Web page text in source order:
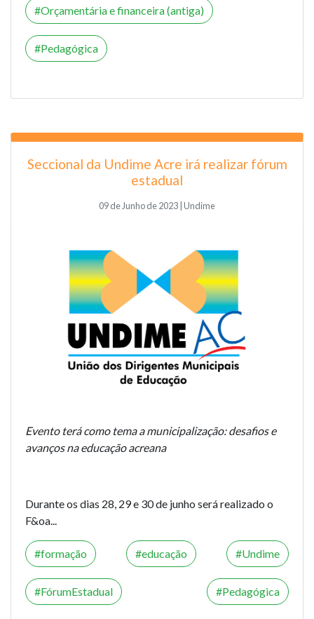
Orçamentária e financeira (antiga)
Pedagógica
Seccional da Undime Acre irá realizar fórum
estadual
09 de Junho de 2023 | Undime
Evento terá como tema a municipalização: desafios e
avanços na educação acreana
Durante os dias 28, 29 e 30 de junho será realizado o
F&oa...
formação educação Undime
FórumEstadual Pedagógica